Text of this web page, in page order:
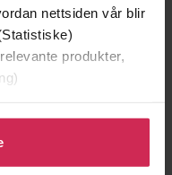
nettsiden vår blir
produkter,
samtykke til å
Du kan også
formål ved å klikke